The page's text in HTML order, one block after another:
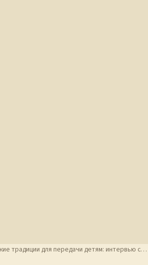
традиции для передачи детям: интервью с…